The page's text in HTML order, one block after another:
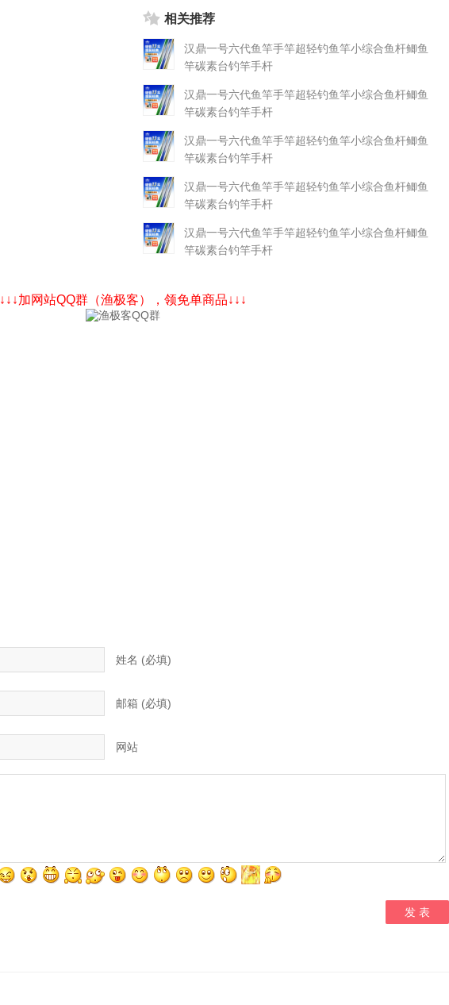
相关推荐
汉鼎一号六代鱼竿手竿超轻钓鱼竿小综合鱼杆鲫鱼
竿碳素台钓竿手杆
汉鼎一号六代鱼竿手竿超轻钓鱼竿小综合鱼杆鲫鱼
竿碳素台钓竿手杆
汉鼎一号六代鱼竿手竿超轻钓鱼竿小综合鱼杆鲫鱼
竿碳素台钓竿手杆
汉鼎一号六代鱼竿手竿超轻钓鱼竿小综合鱼杆鲫鱼
竿碳素台钓竿手杆
汉鼎一号六代鱼竿手竿超轻钓鱼竿小综合鱼杆鲫鱼
竿碳素台钓竿手杆
↓↓↓加网站QQ群（渔极客），领免单商品↓↓↓
姓名 (必填)
邮箱 (必填)
网站